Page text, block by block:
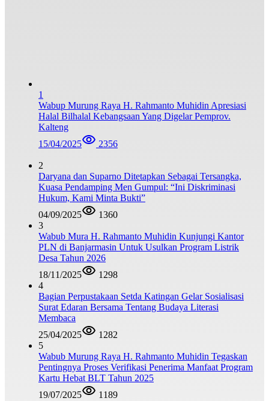
1
Wabup Murung Raya H. Rahmanto Muhidin Apresiasi
Halal Bilhalal Kebangsaan Yang Digelar Pemprov.
Kalteng
15/04/2025
2356
2
Daryana dan Suparno Ditetapkan Sebagai Tersangka,
Kuasa Pendamping Men Gumpul: “Ini Diskriminasi
Hukum, Kami Minta Bukti”
04/09/2025
1360
3
Wabub Mura H. Rahmanto Muhidin Kunjungi Kantor
PLN di Banjarmasin Untuk Usulkan Program Listrik
Desa Tahun 2026
18/11/2025
1298
4
Bagian Perpustakaan Setda Katingan Gelar Sosialisasi
Surat Edaran Bersama Tentang Budaya Literasi
Membaca
25/04/2025
1282
5
Wabub Murung Raya H. Rahmanto Muhidin Tegaskan
Pentingnya Proses Verifikasi Penerima Manfaat Program
Kartu Hebat BLT Tahun 2025
19/07/2025
1189